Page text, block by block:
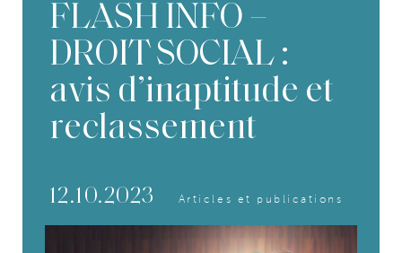
FLASH INFO –
DROIT SOCIAL :
avis d’inaptitude et
reclassement
12.10.2023 Articles et publications